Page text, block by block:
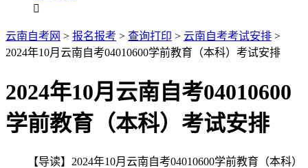

云南自考网 > 报名报考 > 查询打印 > 云南自考考试安排 >
2024年10月云南自考04010600学前教育（本科）考试安排
2024年10月云南自考04010600
学前教育（本科）考试安排
【导读】2024年10月云南自考04010600学前教育（本科）